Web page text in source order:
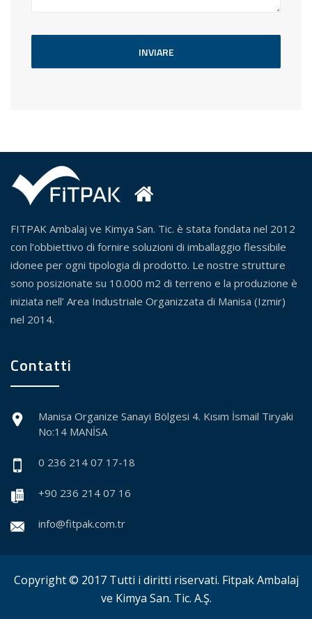
INVIARE
FITPAK Ambalaj ve Kimya San. Tic. è stata fondata nel 2012
con l’obbiettivo di fornire soluzioni di imballaggio flessibile
idonee per ogni tipologia di prodotto. Le nostre strutture
sono posizionate su 10.000 m2 di terreno e la produzione è
iniziata nell’ Area Industriale Organizzata di Manisa (Izmir)
nel 2014.
Contatti
Manisa Organize Sanayi Bölgesi 4. Kısım İsmail Tiryaki
No:14 MANİSA
0 236 214 07 17-18
+90 236 214 07 16
info@fitpak.com.tr
Copyright © 2017 Tutti i diritti riservati. Fitpak Ambalaj
ve Kimya San. Tic. A.Ş.